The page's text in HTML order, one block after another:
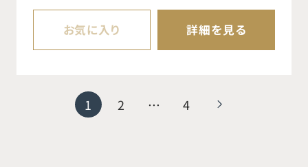
先端の治療法やデバイスの導入を通じて、
脳卒中や脳疾患の患者の生活を改善するこ
下手術用製品などの豊富なラインナップを
揃え、外科手術製品の開発で世界をリード
や、術後の感染リスクを低減し、傷口が目立
たない縫合方法の普及などにも注力してい
お気に入り 詳細を見る
1 2 … 4